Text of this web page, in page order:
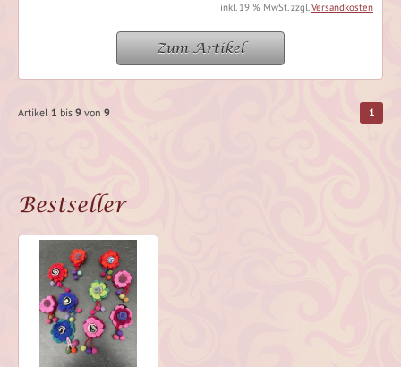
inkl. 19 % MwSt. zzgl.Versandkosten
Zum Artikel
Artikel 1 bis 9 von 9 1
Bestseller